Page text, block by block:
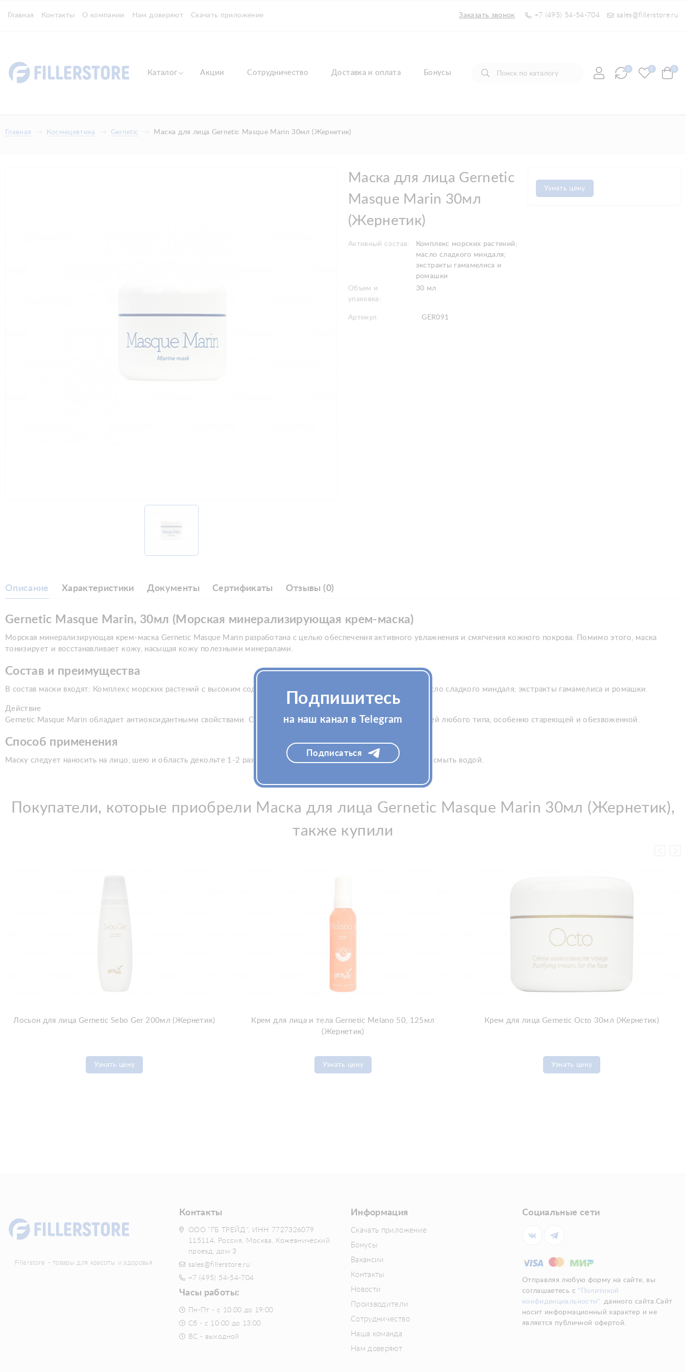
Главная Контакты О компании Нам доверяют Скачать приложение Заказать звонок +7 (495) 54-54-704 sales@fillerstore.ru
Каталог Акции Сотрудничество Доставка и оплата Бонусы 0 0 0
Главная Космецевтика Gernetic Маска для лица Gernetic Masque Marin 30мл (Жернетик)
Маска для лица Gernetic
Masque Marin 30мл
(Жернетик)
Активный состав:
Комплекс морских растений;
масло сладкого миндаля;
экстракты гамамелиса и
ромашки
Объем и
упаковка:
30 мл
Артикул: GER091
Узнать цену
Описание Характеристики Документы Сертификаты Отзывы (0)
Gernetic Masque Marin, 30мл (Морская минерализирующая крем-маска)
Морская минерализирующая крем-маска Gernetic Masque Marin разработана с целью обеспечения активного увлажнения и смягчения кожного покрова. Помимо этого, маска
тонизирует и восстанавливает кожу, насыщая кожу полезными минералами.
Состав и преимущества
В состав маски входят: Комплекс морских растений с высоким содержанием цинка, меди, марганца, кобальта; масло сладкого миндаля; экстракты гамамелиса и ромашки.
Действие
Gernetic Masque Marin обладает антиоксидантными свойствами. Средство можно использовать для ухода за кожей любого типа, особенно стареющей и обезвоженной.
Способ применения
Маску следует наносить на лицо, шею и область декольте 1-2 раза в неделю. Через 15 минут маску необходимо смыть водой.
Покупатели, которые приобрели Маска для лица Gernetic Masque Marin 30мл (Жернетик),
также купили
Лосьон для лица Gernetic Sebo Ger 200мл (Жернетик)
Узнать цену
Крем для лица и тела Gernetic Melano 50, 125мл
(Жернетик)
Узнать цену
Крем для лица Gernetic Octo 30мл (Жернетик)
Узнать цену
Fillerstore - товары для красоты и здоровья
Контакты
ООО "ГБ ТРЕЙД", ИНН 7727326079
115114, Россия, Москва, Кожевнический
проезд, дом 3
sales@fillerstore.ru
+7 (495) 54-54-704
Часы работы:
Пн-Пт - с 10:00 до 19:00
Сб - с 10:00 до 13:00
ВС - выходной
Информация
Скачать приложение
Бонусы
Вакансии
Контакты
Новости
Производители
Сотрудничество
Наша команда
Нам доверяют
Социальные сети
Отправляя любую форму на сайте, вы
соглашаетесь с "Политикой
конфиденциальности"
данного сайта.Сайт
носит информационный характер и не
является публичной офертой.
Подпишитесь
на наш канал в Telegram
Подписаться